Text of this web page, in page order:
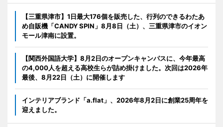
【三重県津市】1日最大176個を販売した、行列のできるわたあ
め自販機「CANDY SPIN」8月8日（土）、三重県津市のイオン
モール津南に設置。
【関西外国語大学】8月2日のオープンキャンパスに、今年最高
の4,000人を超える高校生らが詰め掛けました。次回は2026年
最後、8月22日（土）に開催します
インテリアブランド「a.flat」、2026年8月2日に創業25周年を
迎えました。